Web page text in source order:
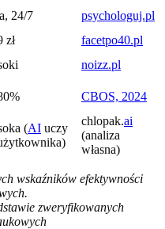
24/7
psychologuj.pl
zł
facetpo40.pl
noizz.pl
CBOS, 2024
(AI uczy
chlopak.ai
(analiza
własna)
wskaźników efektywności
zweryfikowanych